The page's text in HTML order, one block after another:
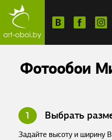
Фотообои
1 Выбрать
Задайте высоту и ширину